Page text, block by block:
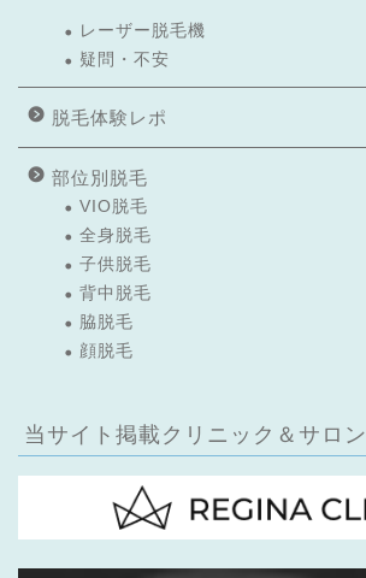
レーザー脱毛機
疑問・不安
脱毛体験レポ
部位別脱毛
VIO脱毛
全身脱毛
子供脱毛
背中脱毛
脇脱毛
顔脱毛
当サイト掲載クリニック＆サロン